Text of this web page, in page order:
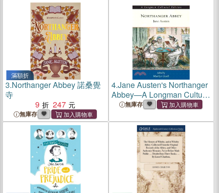
滿額折
3.Northanger Abbey 諾桑覺
寺
9
247
無庫存
4.Jane Austen's Northanger
Abbey—A Longman Cultural
Edition
無庫存